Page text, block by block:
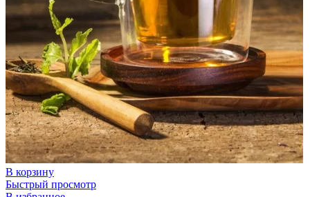
В корзину
Быстрый просмотр